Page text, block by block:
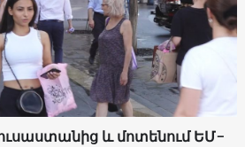
և մոտենում ԵՄ-